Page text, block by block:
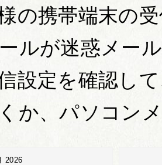
の携帯端末の
ルが迷惑メー
設定を確認し
か、パソコン
2026